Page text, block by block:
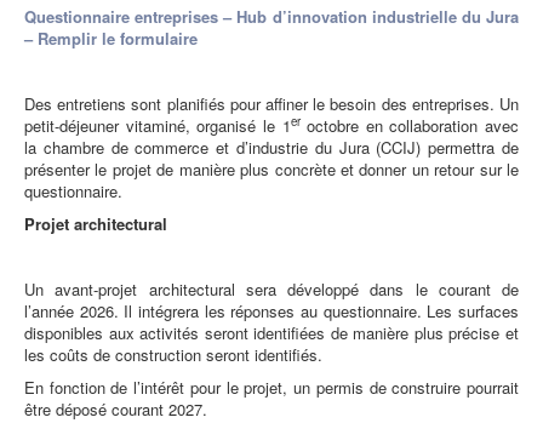
Questionnaire entreprises – Hub d’innovation industrielle du Jura
– Remplir le formulaire
Des entretiens sont planifiés pour affiner le besoin des entreprises. Un
petit-déjeuner vitaminé, organisé le 1eroctobre en collaboration avec
la chambre de commerce et d’industrie du Jura (CCIJ) permettra de
présenter le projet de manière plus concrète et donner un retour sur le
questionnaire.
Projet architectural
Un avant-projet architectural sera développé dans le courant de
l’année 2026. Il intégrera les réponses au questionnaire. Les surfaces
disponibles aux activités seront identifiées de manière plus précise et
les coûts de construction seront identifiés.
En fonction de l’intérêt pour le projet, un permis de construire pourrait
être déposé courant 2027.